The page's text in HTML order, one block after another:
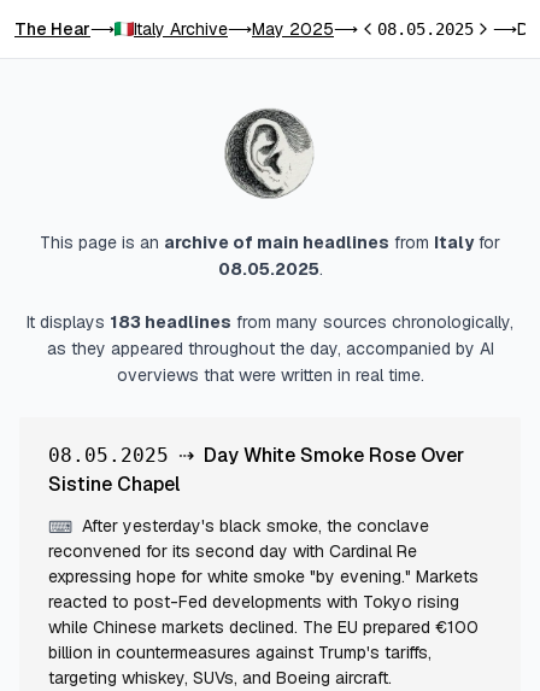
The Hear⟶ Italy Archive⟶May 2025⟶Previous day
08.05.2025Next day
⟶
This page is an archive of main headlines from Italyfor
08.05.2025.
It displays 183 headlines from many sources chronologically,
as they appeared throughout the day, accompanied by AI
overviews that were written in real time.
08.05.2025 ⇢ Day White Smoke Rose Over
Sistine Chapel
⌨ After yesterday's black smoke, the conclave
reconvened for its second day with Cardinal Re
expressing hope for white smoke "by evening." Markets
reacted to post-Fed developments with Tokyo rising
while Chinese markets declined. The EU prepared €100
billion in countermeasures against Trump's tariffs,
targeting whiskey, SUVs, and Boeing aircraft.